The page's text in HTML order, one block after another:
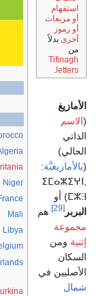
المناطق ذات
Morocco
million
Algeria
~13 million
Mauritania
129,000
[9]
Niger
2.6 million
[10]
France
[11]
Mali
850,000
[12]
Libya
600,000
[13]
Belgium
500,000
(including descendants)
Netherlands
467,455
(including descendants)
[
citation needed
Burkina
406,271
[15]